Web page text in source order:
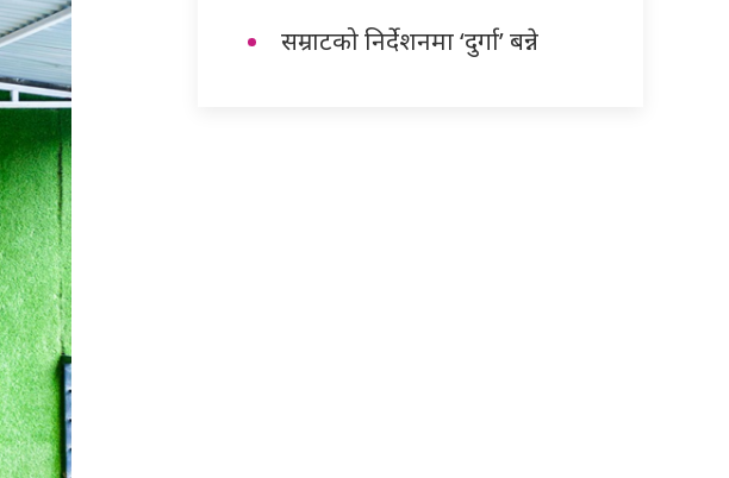
सम्राटको निर्देशनमा ‘दुर्गा’ बन्ने